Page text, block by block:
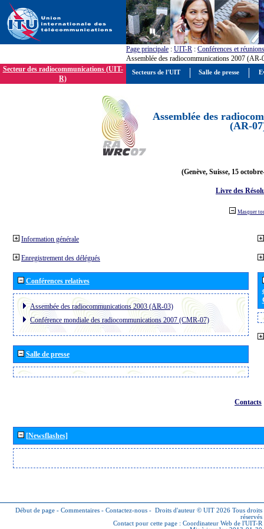
Page principale : UIT-R : Conférences et réunions
Assemblée des radiocommunications 2007 (AR-
Secteur des radiocommunications (UIT-
R)
Assemblée des
(AR-
(Genève, Suisse, 15
Livre des
Masquer
Information générale
Enregistrement des délégués
Conférences relatives
Assembée des radiocommunications 2003 (AR-03)
Conférence mondiale des radiocommunications 2007 (CMR-07)
Salle de presse
Contacts
[Newsflashes]
Début de page - Commentaires - Contactez-nous - Droits d'auteur © UIT 2026 Tous droits
réservés
Contact pour cette page : Coordinateur Web de l'UIT-R
Secteurs de l'UIT Salle de presse